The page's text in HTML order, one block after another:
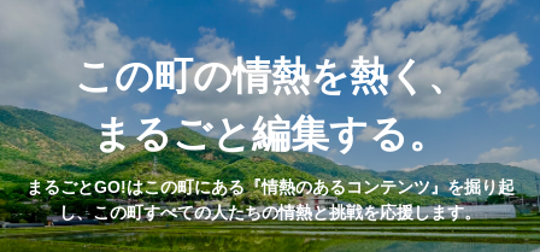
この町の情熱を熱く、
まるごと編集する。
まるごとGO!はこの町にある『情熱のあるコンテンツ』を掘り起
し、この町すべての人たちの情熱と挑戦を応援します。